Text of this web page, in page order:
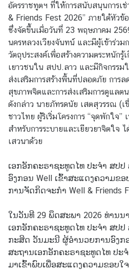
ข่
า
ว
แ
ล
ะ
กิ
จ
ก
ร
ร
ง
า
น
ก
ง
สุ
ล
อัครราชทูตฯ ที่ให้การสนับสนุนการเ
& Friends Fest 2026” ภายใต้หัวข้
ซึ่งจัดขึ้นเมื่อวันที่ 23 พฤษภาคม
นครหลวงเวียงจันทน์ และมีผู้เข้าร่ว
วัตถุประสงค์เพื่อสร้างความตระหนัก
เยาวชนใน สปป.ลาว และมีกิจกรรม
ส่งเสริมการสร้างพื้นที่ปลอดภัย การล
สุขภาพจิตและการส่งเสริมการดูแลต
ดังกล่าว นายภัทรดนัย เสตสุวรรณ (
ชาวไทย ผู้ริเริ่มโครงการ “จุดพักใจ
สำหรับการระบายและเยียวยาจิตใจ
เสวนาด้วย
ເອກອັກຄະຣາຊະທູດໄທ ປະຈຳ ສປ
ອົງກອນ Well ເຂົ້າສະແດງຄວາມ
ການຈັດກິດຈະກຳ Well & Friends
ໃນວັນທີ 29 ພຶດສະພາ 2026 ທ່ານນ
ເອກອັກຄະຣາຊະທູດໄທ ປະຈຳ ສປປ
ກະສິດ ວັນມະນີ ຜູ້ອຳນວຍການອົງກ
ສະຖານເອກອັກຄະຣາຊະທູດໄທ ປະຈ
ມາເຂົ້າພົບເພື່ອສະແດງຄວາມຂອບໃ